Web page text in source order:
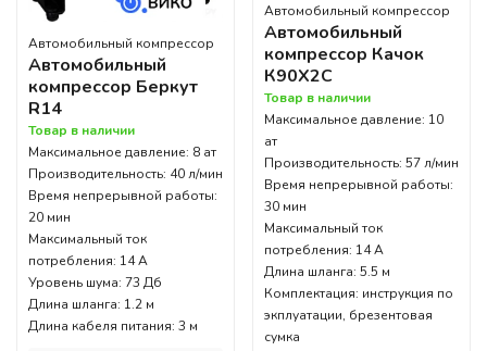
Автомобильный компрессор
Автомобильный
компрессор Беркут
R14
Товар в наличии
Максимальное давление: 8 ат
Производительность: 40 л/мин
Время непрерывной работы:
20 мин
Максимальный ток
потребления: 14 А
Уровень шума: 73 Дб
Длина шланга: 1.2 м
Длина кабеля питания: 3 м
Автомобильный компрессор
Автомобильный
компрессор Качок
К90X2C
Товар в наличии
Максимальное давление: 10
ат
Производительность: 57 л/мин
Время непрерывной работы:
30 мин
Максимальный ток
потребления: 14 А
Длина шланга: 5.5 м
Комплектация: инструкция по
экплуатации, брезентовая
сумка